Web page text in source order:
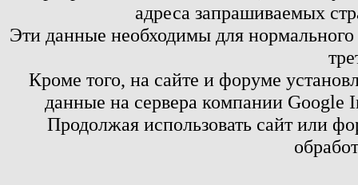
адреса запрашиваемых
Эти данные необходимы для
Кроме того, на сайте и форуме
данные на сервера компании
Продолжая использовать сайт или